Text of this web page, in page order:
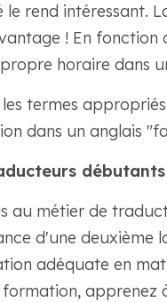
rend intéressant.
! En fonction
horaire dans
termes
dans un anglais
débutants
au métier de
d'une deuxième
adéquate en
apprenez